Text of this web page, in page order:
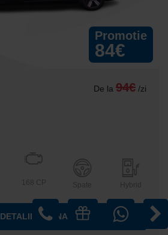
Promotie
84€
De la 94€ /zi
Spate Hybrid
DETALII MASINA